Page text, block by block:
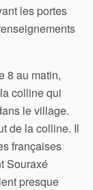
les portes
8 au matin,
colline qui
le village.
de la colline. Il
françaises
Souraxé
presque